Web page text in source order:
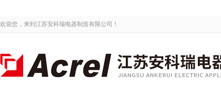
欢迎您，来到江苏安科瑞电器制造有限公司！